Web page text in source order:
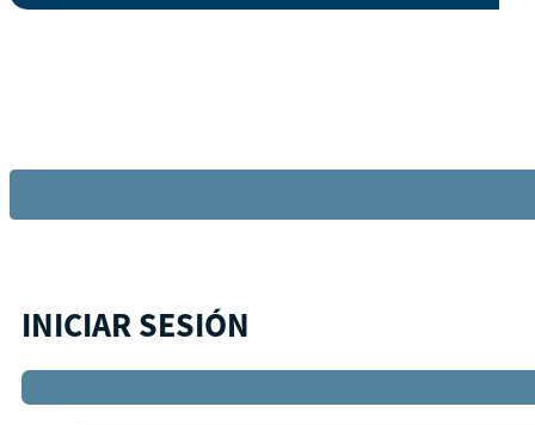
INICIAR SESIÓN